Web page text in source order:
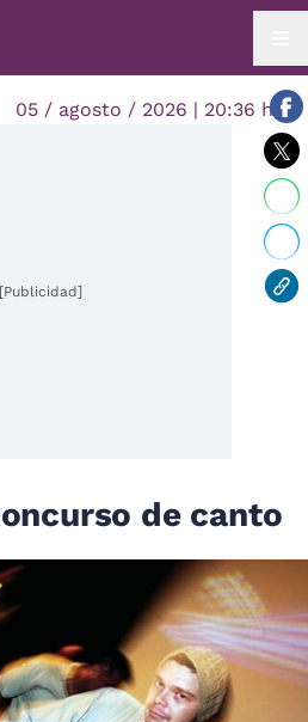
05 / agosto / 2026 | 20:36 hrs.
[Publicidad]
de canto